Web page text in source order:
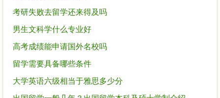
考研失败去留学还来得及吗
男生文科学什么专业好
高考成绩能申请国外名校吗
留学需要具备哪些条件
大学英语六级相当于雅思多少分